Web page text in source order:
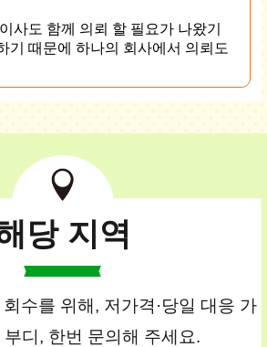
사도 함께 의뢰 할 필요가 나왔기
기 때문에 하나의 회사에서 의뢰도
당 지역
수를 위해, 저가격·당일 대응 가
부디, 한번 문의해 주세요.